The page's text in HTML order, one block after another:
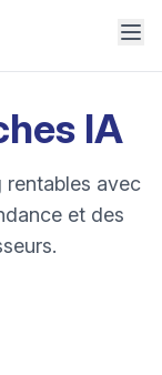
IA
rentables avec
et des